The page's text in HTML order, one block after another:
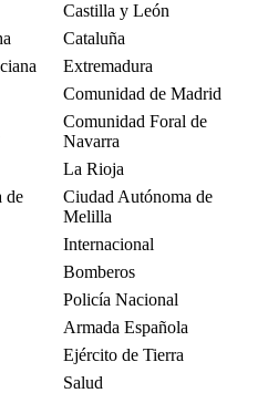
Castilla y León
Cataluña
Extremadura
Comunidad de Madrid
Comunidad Foral de
Navarra
La Rioja
de
Ciudad Autónoma de
Melilla
Internacional
Bomberos
Policía Nacional
Armada Española
Ejército de Tierra
Salud